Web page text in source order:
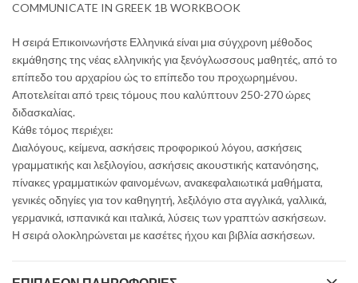
COMMUNICATE IN GREEK 1B WORKBOOK
Η σειρά Επικοινωνήστε Ελληνικά είναι μια σύγχρονη μέθοδος
εκμάθησης της νέας ελληνικής για ξενόγλωσσους μαθητές, από το
επίπεδο του αρχαρίου ώς το επίπεδο του προχωρημένου.
Αποτελείται από τρεις τόμους που καλύπτουν 250-270 ώρες
διδασκαλίας.
Κάθε τόμος περιέχει:
Διαλόγους, κείμενα, ασκήσεις προφορικού λόγου, ασκήσεις
γραμματικής και λεξιλογίου, ασκήσεις ακουστικής κατανόησης,
πίνακες γραμματικών φαινομένων, ανακεφαλαιωτικά μαθήματα,
γενικές οδηγίες για τον καθηγητή, λεξιλόγιο στα αγγλικά, γαλλικά,
γερμανικά, ισπανικά και ιταλικά, λύσεις των γραπτών ασκήσεων.
Η σειρά ολοκληρώνεται με κασέτες ήχου και βιβλία ασκήσεων.